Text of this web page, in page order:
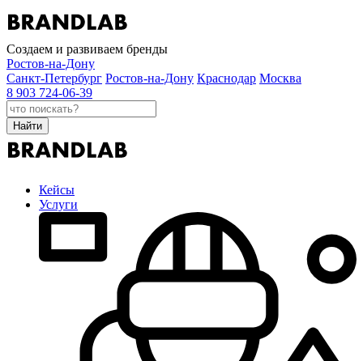
Создаем и развиваем бренды
Ростов-на-Дону
Санкт-Петербург Ростов-на-Дону Краснодар Москва
8 903 724-06-39
Найти
Кейсы
Услуги